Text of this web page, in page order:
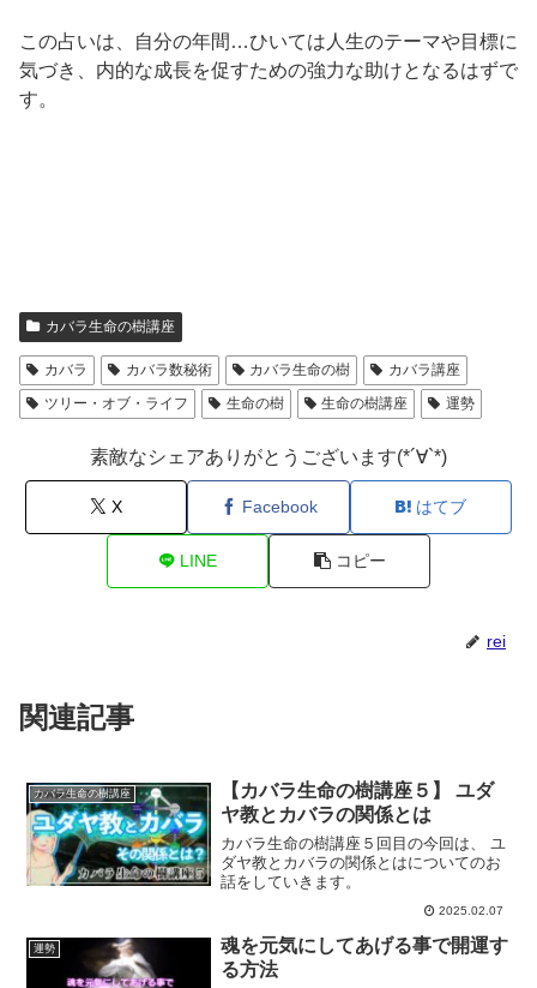
この占いは、自分の年間…ひいては人生のテーマや目標に
気づき、内的な成長を促すための強力な助けとなるはずで
す。
カバラ生命の樹講座
カバラ カバラ数秘術 カバラ生命の樹
カバラ講座
ツリー・オブ・ライフ
生命の樹 生命の樹講座 運勢
素敵なシェアありがとうございます(*´∀`*)
X Facebook はてブ
LINE コピー
rei
関連記事
カバラ生命の樹講座
【カバラ生命の樹講座５】 ユダ
ヤ教とカバラの関係とは
カバラ生命の樹講座５回目の今回は、 ユ
ダヤ教とカバラの関係とはについてのお
話をしていきます。
2025.02.07
運勢
魂を元気にしてあげる事で開運す
る方法